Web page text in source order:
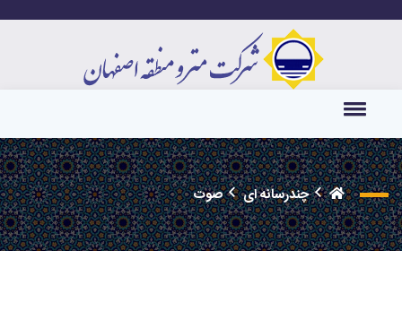
چندرسانه ای صوت